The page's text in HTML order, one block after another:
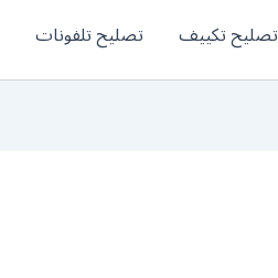
تصليح تكييف تصليح تلفونات